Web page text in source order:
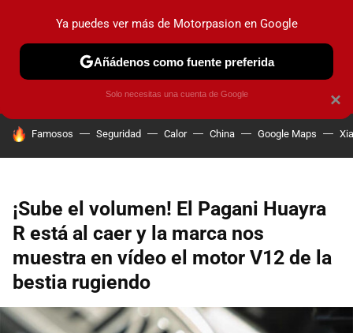
PRUEBAS COCHES ELÉCTRICOS OBSERVATORIO
HOY SE HABLA DE
Famosos Seguridad Calor China Google Maps
¡Sube el volumen! El Pagani Huayra
R está al caer y la marca nos
muestra en vídeo el motor V12 de la
bestia rugiendo
×
Ya puedes ver más de Motorpasion en Google
Añádenos como fuente preferida
Solo necesitas una cuenta de Google